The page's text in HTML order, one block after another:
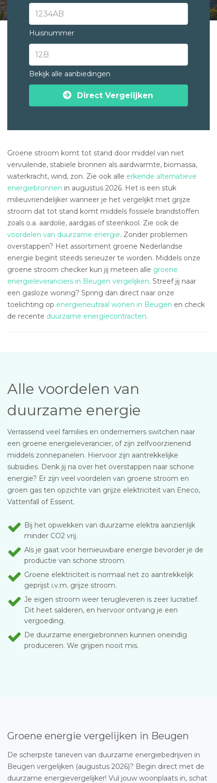
Huisnummer
Bekijk alle aanbiedingen
Direct Vergelijken
Groene stroom komt tot stand door middel van niet
vervuilende, stabiele bronnen als aardwarmte, biomassa,
waterkracht, wind, zon. Zie ook alle erkende alternatieve
energiebronnen in augustus 2026. Het is een stuk
milieuvriendelijker wanneer je het vergelijkt met grijze
stroom dat tot stand komt middels fossiele brandstoffen
zoals o.a. aardolie, aardgas of steenkool. Zie ook de
voordelen van duurzame energie. Zonder problemen
overstappen? Het assortiment groene Nederlandse
energie begint steeds serieuzer te worden. Middels onze
groene stroom checker kun jij meteen alle groene
energieleveranciers in Beugen vergelijken. Streef jij naar
een gasloze woning? Spring dan direct naar onze
toelichting op energieneutraal wonen in Beugen en check
de recente duurzame energiecontracten.
Alle voordelen van
duurzame energie
Verrassend veel families en ondernemers switchen naar
een groene energieleverancier, of zijn zelfvoorzienend
middels zonnepanelen. Hiervoor zijn aantrekkelijke
subsidies. Denk jij na over het overstappen naar schone
energie? Er zijn veel voordelen van groene stroom en
groen gas ten opzichte van grijze elektriciteit van Eneco,
Vattenfall of Essent.
Bij het opwekken van duurzame elektra aanzienlijk
minder CO2 vrij.
Als je gaat voor hernieuwbare energie bevorder je de
productie van schone stroom.
Groene elektriciteit is normaal net zo aantrekkelijk
geprijst i.v.m. grijze stroom.
Je eigen stroom weer terugleveren is zeer lucratief.
Dit heet salderen, en hiervoor ontvang je een
vergoeding.
De duurzame energiebronnen kunnen oneindig
produceren. We grijpen nooit mis.
Groene energie vergelijken in Beugen
De scherpste tarieven van duurzame energiebedrijven in
Beugen vergelijken (augustus 2026)? Begin direct met de
duurzame energievergelijker! Vul jouw woonplaats in, schat